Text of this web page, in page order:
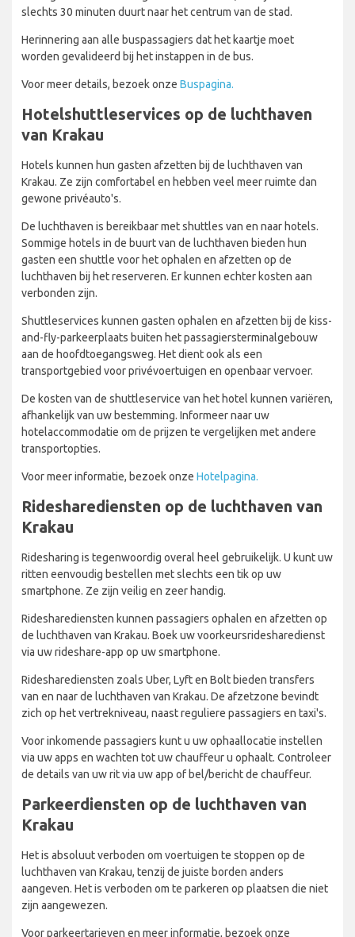
slechts 30 minuten duurt naar het centrum van de stad.
Herinnering aan alle buspassagiers dat het kaartje moet
worden gevalideerd bij het instappen in de bus.
Voor meer details, bezoek onze Buspagina.
Hotelshuttleservices op de luchthaven
van Krakau
Hotels kunnen hun gasten afzetten bij de luchthaven van
Krakau. Ze zijn comfortabel en hebben veel meer ruimte dan
gewone privéauto's.
De luchthaven is bereikbaar met shuttles van en naar hotels.
Sommige hotels in de buurt van de luchthaven bieden hun
gasten een shuttle voor het ophalen en afzetten op de
luchthaven bij het reserveren. Er kunnen echter kosten aan
verbonden zijn.
Shuttleservices kunnen gasten ophalen en afzetten bij de kiss-
and-fly-parkeerplaats buiten het passagiersterminalgebouw
aan de hoofdtoegangsweg. Het dient ook als een
transportgebied voor privévoertuigen en openbaar vervoer.
De kosten van de shuttleservice van het hotel kunnen variëren,
afhankelijk van uw bestemming. Informeer naar uw
hotelaccommodatie om de prijzen te vergelijken met andere
transportopties.
Voor meer informatie, bezoek onze Hotelpagina.
Ridesharediensten op de luchthaven van
Krakau
Ridesharing is tegenwoordig overal heel gebruikelijk. U kunt uw
ritten eenvoudig bestellen met slechts een tik op uw
smartphone. Ze zijn veilig en zeer handig.
Ridesharediensten kunnen passagiers ophalen en afzetten op
de luchthaven van Krakau. Boek uw voorkeursridesharedienst
via uw rideshare-app op uw smartphone.
Ridesharediensten zoals Uber, Lyft en Bolt bieden transfers
van en naar de luchthaven van Krakau. De afzetzone bevindt
zich op het vertrekniveau, naast reguliere passagiers en taxi's.
Voor inkomende passagiers kunt u uw ophaallocatie instellen
via uw apps en wachten tot uw chauffeur u ophaalt. Controleer
de details van uw rit via uw app of bel/bericht de chauffeur.
Parkeerdiensten op de luchthaven van
Krakau
Het is absoluut verboden om voertuigen te stoppen op de
luchthaven van Krakau, tenzij de juiste borden anders
aangeven. Het is verboden om te parkeren op plaatsen die niet
zijn aangewezen.
Voor parkeertarieven en meer informatie, bezoek onze